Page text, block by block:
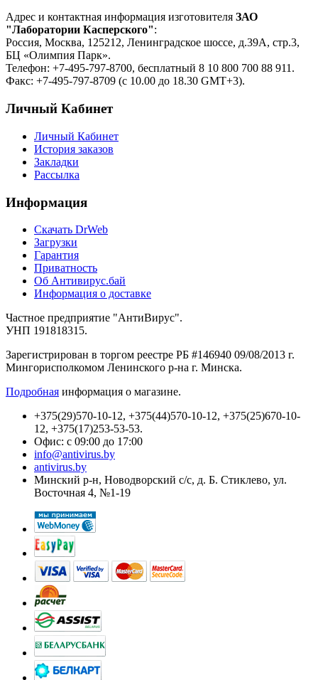
Адрес и контактная информация изготовителя ЗАО
"Лаборатории Касперского":
Россия, Москва, 125212, Ленинградское шоссе, д.39А, стр.3,
БЦ «Олимпия Парк».
Телефон: +7-495-797-8700, бесплатный 8 10 800 700 88 911.
Факс: +7-495-797-8709 (с 10.00 до 18.30 GMT+3).
Личный Кабинет
Личный Кабинет
История заказов
Закладки
Рассылка
Информация
Cкачать DrWeb
Загрузки
Гарантия
Приватность
Об Антивирус.бай
Информация о доставке
Частное предприятие "АнтиВирус".
УНП 191818315.
Зарегистрирован в торгом реестре РБ #146940 09/08/2013 г.
Мингорисполкомом Ленинского р-на г. Минска.
Подробная информация о магазине.
+375(29)570-10-12, +375(44)570-10-12, +375(25)670-10-
12, +375(17)253-53-53.
Офис: с 09:00 до 17:00
info@antivirus.by
antivirus.by
Минский р-н, Новодворский с/с, д. Б. Стиклево, ул.
Восточная 4, №1-19